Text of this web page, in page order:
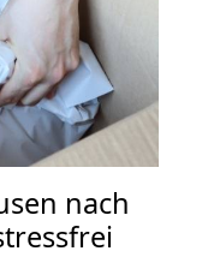
nach